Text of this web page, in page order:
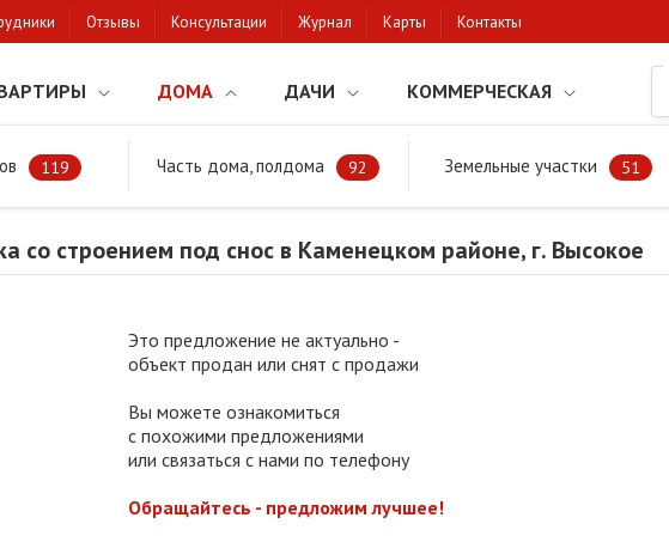
Отзывы Консультации Журнал Карты Контакты
ДОМА ДАЧИ КОММЕРЧЕСКАЯ
119 Часть дома, полдома 92 Земельные участки 51
Продажа участка со строением под снос в Каменецком районе, г. Высокое
со строением под снос в Каменецком районе, г. Высокое
Это предложение не актуально -
объект продан или снят с продажи
Вы можете ознакомиться
с похожими предложениями
или связаться с нами по телефону
Обращайтесь - предложим лучшее!